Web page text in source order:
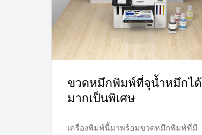
ขวดหมึกพิมพ์ที่จุน้ำหมึกได้
มากเป็นพิเศษ
เครื่องพิมพ์นี้มาพร้อมขวดหมึกพิมพ์ที่มี